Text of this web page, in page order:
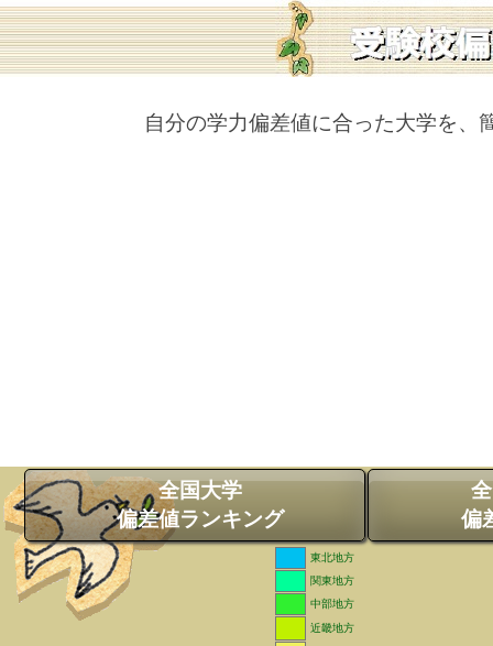
自分の学力偏差値に合った大学を、
全国大学
偏差値ランキング
偏
東北地方
関東地方
中部地方
近畿地方